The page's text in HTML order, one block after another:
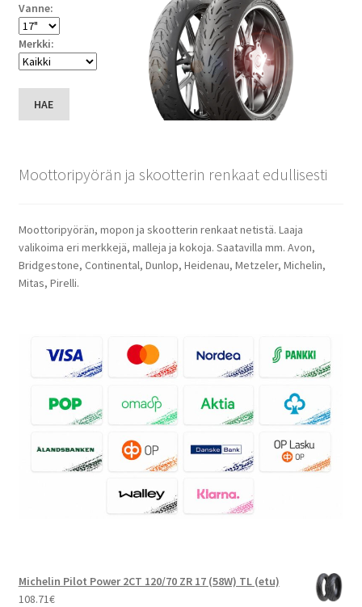
Vanne:
Merkki:
HAE
Moottoripyörän ja skootterin renkaat edullisesti
Moottoripyörän, mopon ja skootterin renkaat netistä. Laaja
valikoima eri merkkejä, malleja ja kokoja. Saatavilla mm. Avon,
Bridgestone, Continental, Dunlop, Heidenau, Metzeler, Michelin,
Mitas, Pirelli.
Michelin Pilot Power 2CT 120/70 ZR 17 (58W) TL (etu)
108.71€